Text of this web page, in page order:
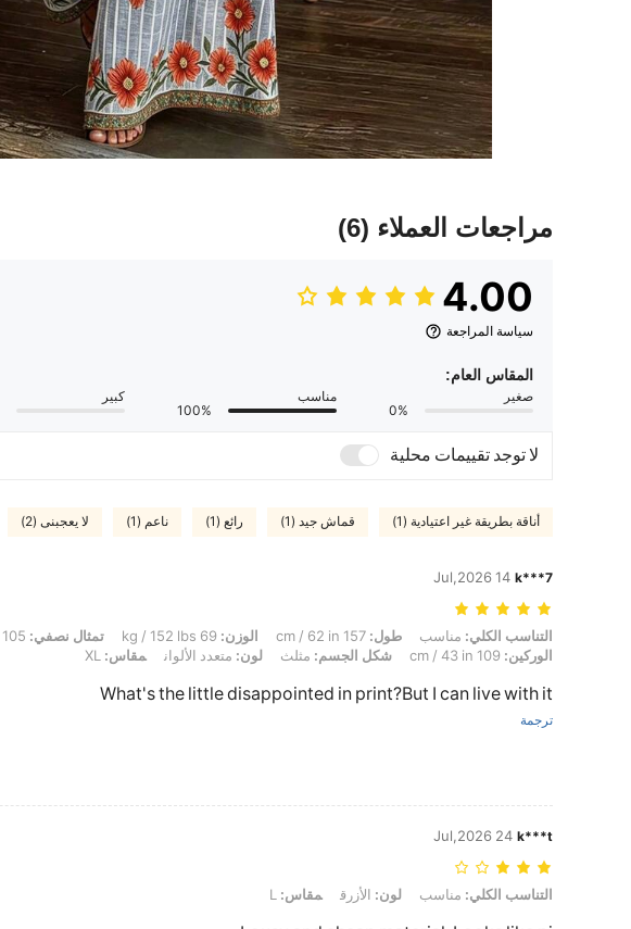
مراجعات العملاء (6)
4.00
سياسة المراجعة
المقاس العام:
صغير
0%
مناسب
100%
كبير
لا توجد تقييمات محلية
أناقة بطريقة غير اعتيادية (1) قماش جيد (1) رائع (1) ناعم (1) لا يعجبنى (2)
k***7
14 Jul,2026
التناسب الكلي: مناسب, طول: 157 cm / 62 in, الوزن: 69 kg / 152 lbs, تمثال نصفي: 105 cm / 41 in, الخصر: 89 cm / 35 in, الوركين: 109 cm / 43 in, شكل الجسم: مثلث, لون: متعدد الألوان, مقاس: XL
التناسب الكلي: مناسب طول: الوزن: تمثال نصفي:
الوركين:
شكل الجسم: مثلث لون: متعدد الألوان مقاس:
What's the little disappointed in print?But I can live with it
ترجمة
k***t
24 Jul,2026
التناسب الكلي: مناسب, لون: الأزرق, مقاس: L
التناسب الكلي: مناسب لون: الأزرق مقاس: